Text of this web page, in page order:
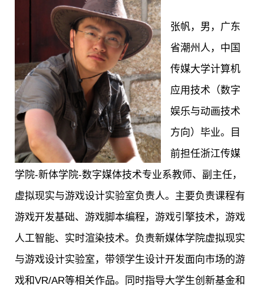
张帆，男，广东
省潮州人，中国
传媒大学计算机
应用技术（数字
娱乐与动画技术
方向）毕业。目
前担任浙江传媒
学院-新体学院-数字媒体技术专业系教师、副主任，
虚拟现实与游戏设计实验室负责人。主要负责课程有
游戏开发基础、游戏脚本编程，游戏引擎技术，游戏
人工智能、实时渲染技术。负责新媒体学院虚拟现实
与游戏设计实验室，带领学生设计开发面向市场的游
戏和VR/AR等相关作品。同时指导大学生创新基金和